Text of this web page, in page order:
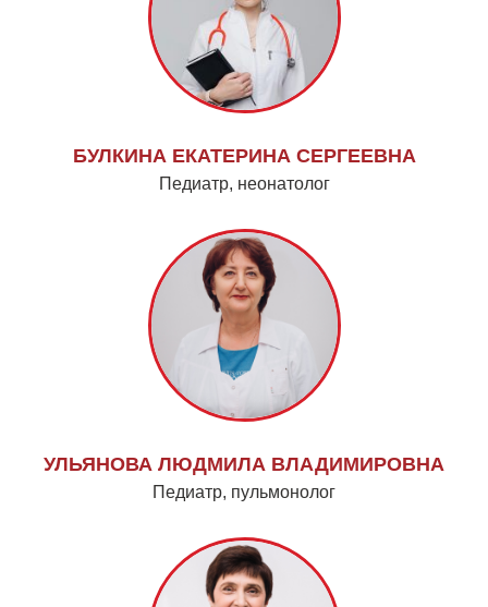
БУЛКИНА ЕКАТЕРИНА СЕРГЕЕВНА
Педиатр, неонатолог
УЛЬЯНОВА ЛЮДМИЛА ВЛАДИМИРОВНА
Педиатр, пульмонолог